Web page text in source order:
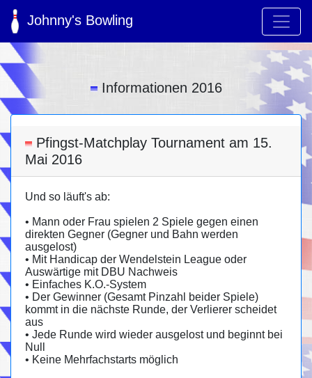
Johnny's Bowling
Informationen 2016
Pfingst-Matchplay Tournament am 15.
Mai 2016
Und so läuft's ab:
• Mann oder Frau spielen 2 Spiele gegen einen
direkten Gegner (Gegner und Bahn werden
ausgelost)
• Mit Handicap der Wendelstein League oder
Auswärtige mit DBU Nachweis
• Einfaches K.O.-System
• Der Gewinner (Gesamt Pinzahl beider Spiele)
kommt in die nächste Runde, der Verlierer scheidet
aus
• Jede Runde wird wieder ausgelost und beginnt bei
Null
• Keine Mehrfachstarts möglich